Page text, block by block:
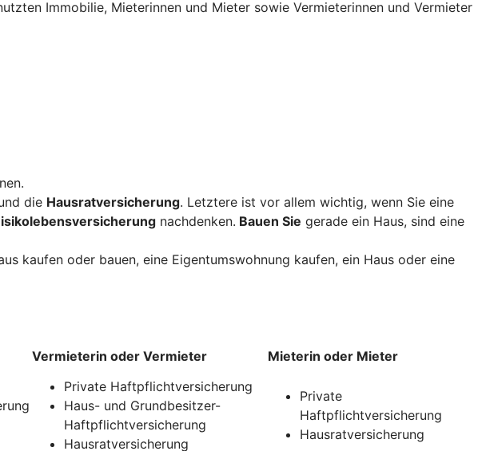
Immobilie, Mieterinnen und Mieter sowie Vermieterinnen und Vermieter
die Hausratversicherung. Letztere ist vor allem wichtig, wenn Sie eine
nachdenken. Bauen Sie gerade ein Haus, sind eine
kaufen oder bauen, eine Eigentumswohnung kaufen, ein Haus oder eine
Vermieterin oder Vermieter Mieterin oder Mieter
Private Haftpflichtversicherung
Haus- und Grundbesitzer-
Haftpflichtversicherung
Hausratversicherung
Private
Haftpflichtversicherung
Hausratversicherung